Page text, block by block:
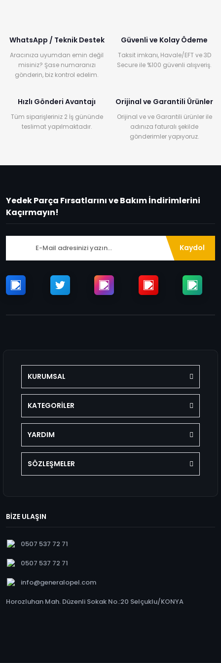
WhatsApp / Teknik Destek
Aracınıza uyumdan emin değil
misiniz? Şase numaranızı
gönderin, biz kontrol edelim.
Güvenli ve Kolay Ödeme
Taksit imkanı, Havale/EFT ve 3D
Secure ile %100 güvenli alışveriş.
Hızlı Gönderi Avantajı
Tüm siparişleriniz 2 İş gününde
teslimat yapılmaktadır.
Orijinal ve Garantili Ürünler
Orijinal ve ve Garantili ürünler ile
adınıza faturalı şekilde
gönderimler yapıyoruz.
Yedek Parça Fırsatlarını ve Bakım İndirimlerini
Kaçırmayın!
Kaydol
KURUMSAL
KATEGORİLER
YARDIM
SÖZLEŞMELER
BİZE ULAŞIN
0507 537 72 71
0507 537 72 71
info@generalopel.com
Horozluhan Mah. Düzenli Sokak No.:20 Selçuklu/KONYA